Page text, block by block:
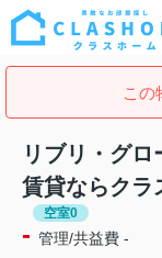
この
リブリ・グ
賃貸ならクラ
空室0
- 管理/共益費 -